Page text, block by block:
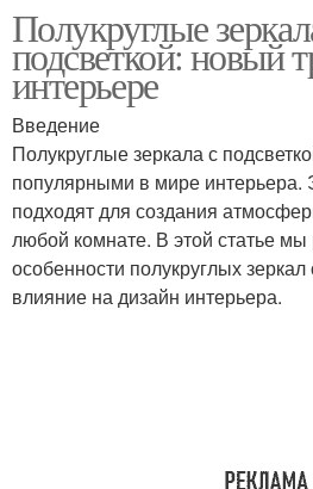
Полукруглые
подсветкой: новый
интерьере
Введение
Полукруглые зеркала с
популярными в мире интерьера.
подходят для создания
любой комнате. В этой статье
особенности полукруглых зеркал
влияние на дизайн интерьера.